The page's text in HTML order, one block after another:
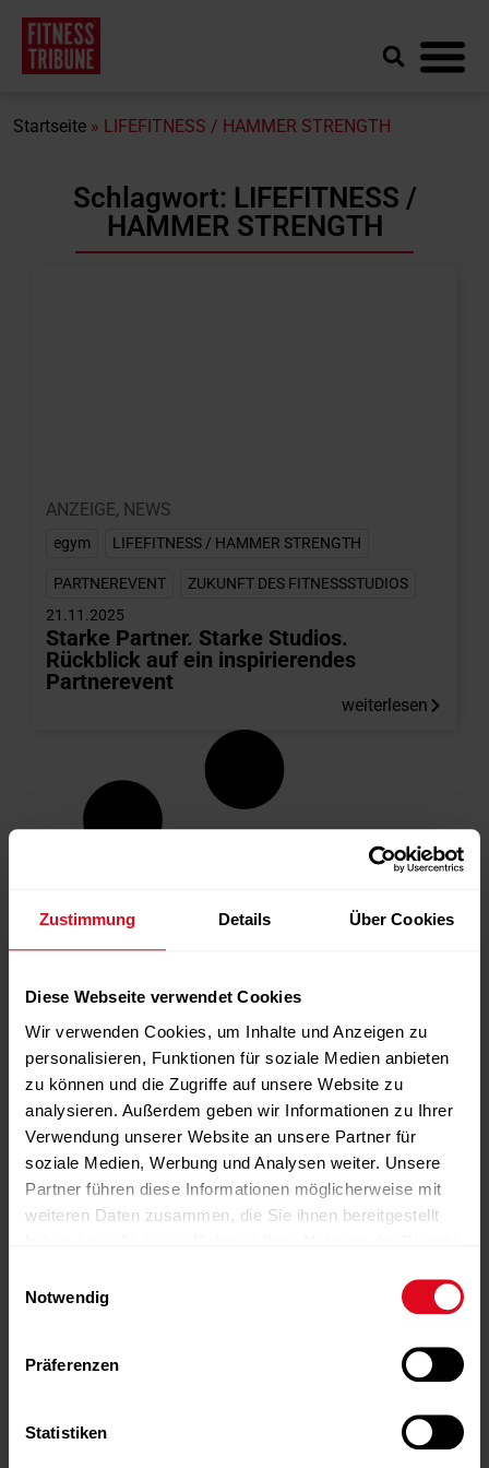
Zustimmung Details Über Cookies
Diese Webseite verwendet Cookies
Wir verwenden Cookies, um Inhalte und Anzeigen zu
personalisieren, Funktionen für soziale Medien anbieten
zu können und die Zugriffe auf unsere Website zu
analysieren. Außerdem geben wir Informationen zu Ihrer
Verwendung unserer Website an unsere Partner für
soziale Medien, Werbung und Analysen weiter. Unsere
Partner führen diese Informationen möglicherweise mit
weiteren Daten zusammen, die Sie ihnen bereitgestellt
Notwendig
Präferenzen
Statistiken
Startseite » LIFEFITNESS / HAMMER STRENGTH
Schlagwort: LIFEFITNESS /
HAMMER STRENGTH
ANZEIGE, NEWS
egym LIFEFITNESS / HAMMER STRENGTH
PARTNEREVENT
ZUKUNFT DES FITNESSSTUDIOS
21.11.2025
Starke Partner. Starke Studios.
Rückblick auf ein inspirierendes
Partnerevent
weiterlesen
-Anzeige-